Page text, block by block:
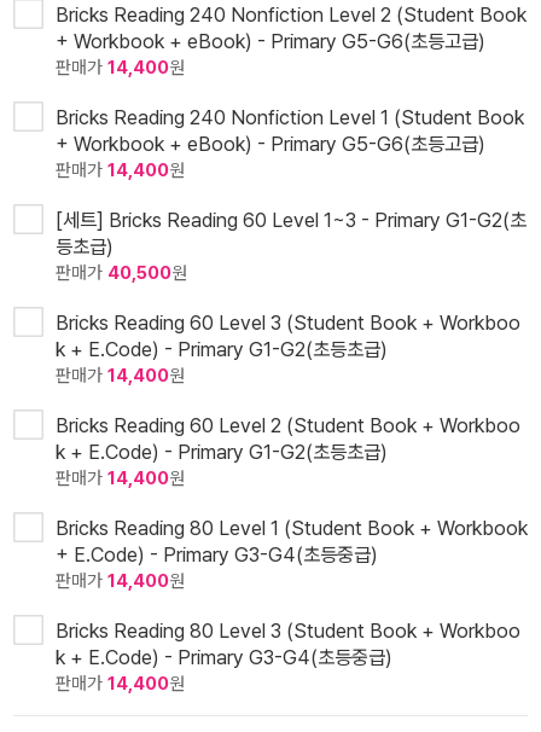
Bricks Reading 240 Nonfiction Level 2 (Student Book
+ Workbook + eBook) - Primary G5-G6(초등고급)
판매가 14,400원
Bricks Reading 240 Nonfiction Level 1 (Student Book
+ Workbook + eBook) - Primary G5-G6(초등고급)
판매가 14,400원
[세트] Bricks Reading 60 Level 1~3 - Primary G1-G2(초
등초급)
판매가 40,500원
Bricks Reading 60 Level 3 (Student Book + Workboo
k + E.Code) - Primary G1-G2(초등초급)
판매가 14,400원
Bricks Reading 60 Level 2 (Student Book + Workboo
k + E.Code) - Primary G1-G2(초등초급)
판매가 14,400원
Bricks Reading 80 Level 1 (Student Book + Workbook
+ E.Code) - Primary G3-G4(초등중급)
판매가 14,400원
Bricks Reading 80 Level 3 (Student Book + Workboo
k + E.Code) - Primary G3-G4(초등중급)
판매가 14,400원